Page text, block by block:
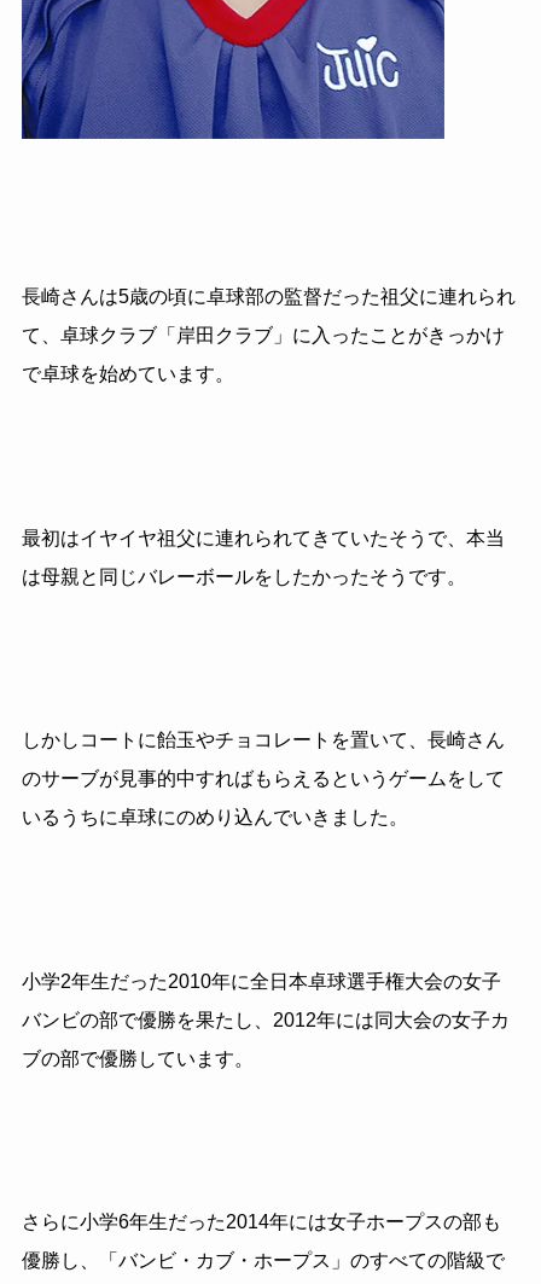
長崎さんは5歳の頃に卓球部の監督だった祖父に連れられ
て、卓球クラブ「岸田クラブ」に入ったことがきっかけ
で卓球を始めています。
最初はイヤイヤ祖父に連れられてきていたそうで、本当
は母親と同じバレーボールをしたかったそうです。
しかしコートに飴玉やチョコレートを置いて、長崎さん
のサーブが見事的中すればもらえるというゲームをして
いるうちに卓球にのめり込んでいきました。
小学2年生だった2010年に全日本卓球選手権大会の女子
バンビの部で優勝を果たし、2012年には同大会の女子カ
ブの部で優勝しています。
さらに小学6年生だった2014年には女子ホープスの部も
優勝し、「バンビ・カブ・ホープス」のすべての階級で